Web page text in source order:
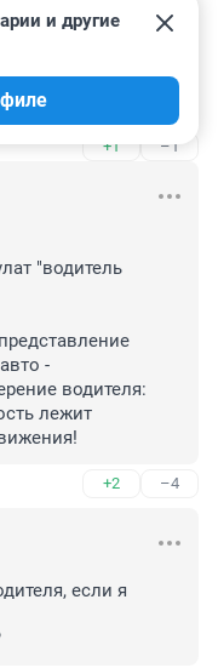
–0
+1 –1
и другие
"водитель
-
водителя:
лежит
+2 –4
если я